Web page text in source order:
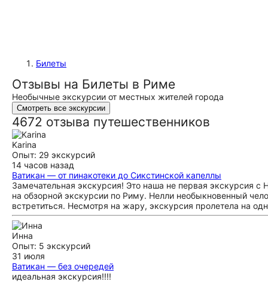
Билеты
Отзывы на Билеты в Риме
Необычные экскурсии от местных жителей города
Смотреть все экскурсии
4672 отзыва путешественников
Karina
Опыт: 29 экскурсий
14 часов назад
Ватикан — от пинакотеки до Сикстинской капеллы
Замечательная экскурсия! Это наша не первая экскурсия
на обзорной экскурсии по Риму. Нелли необыкновенный
встретиться. Несмотря на жару, экскурсия пролетела на
Инна
Опыт: 5 экскурсий
31 июля
Ватикан — без очередей
идеальная экскурсия!!!!